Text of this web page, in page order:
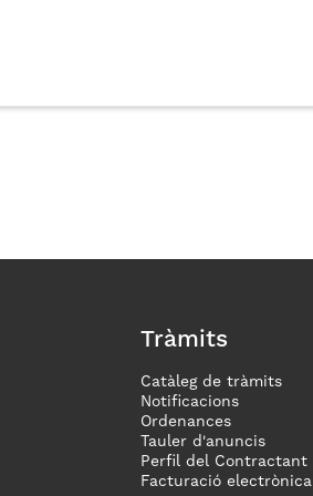
Tràmits
Catàleg de tràmits
Notificacions
Ordenances
Tauler d'anuncis
Perfil del Contractant
Facturació electrònica